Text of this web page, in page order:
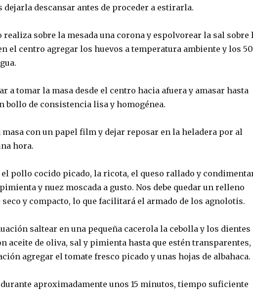
dejarla descansar antes de proceder a estirarla.
realiza sobre la mesada una corona y espolvorear la sal sobre
el centro agregar los huevos a temperatura ambiente y los 50
a tomar la masa desde el centro hacia afuera y amasar hasta
bollo de consistencia lisa y homogénea.
masa con un papel film y dejar reposar en la heladera por al
hora.
pollo cocido picado, la ricota, el queso rallado y
y nuez moscada a gusto. Nos debe quedar un relleno
seco y compacto, lo que facilitará el armado de los agnolotis.
saltear en una pequeña cacerola la cebolla y los dientes
aceite de oliva, sal y pimienta hasta que estén transparentes,
agregar el tomate fresco picado y unas hojas de albahaca.
aproximadamente unos 15 minutos, tiempo suficiente